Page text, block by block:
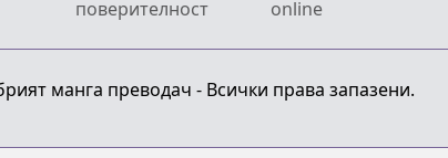
поверителност
online
манга преводач - Всички права запазени.